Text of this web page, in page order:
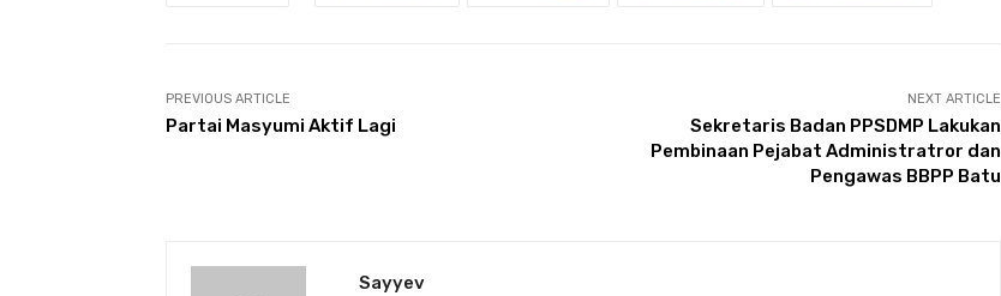
PREVIOUS ARTICLE
Partai Masyumi Aktif Lagi
NEXT ARTICLE
Sekretaris Badan PPSDMP Lakukan
Pembinaan Pejabat Administratror dan
Pengawas BBPP Batu
Sayyev